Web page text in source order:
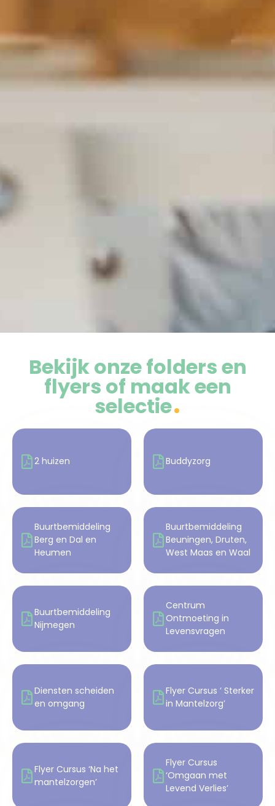
Bekijk onze folders en
flyers of maak een
selectie
2 huizen Buddyzorg
Buurtbemiddeling
Berg en Dal en
Heumen
Buurtbemiddeling
Beuningen, Druten,
West Maas en Waal
Buurtbemiddeling
Nijmegen
Centrum
Ontmoeting in
Levensvragen
Diensten scheiden
en omgang
Flyer Cursus ‘ Sterker
in Mantelzorg’
Flyer Cursus ‘Na het
mantelzorgen’
Flyer Cursus
‘Omgaan met
Levend Verlies’